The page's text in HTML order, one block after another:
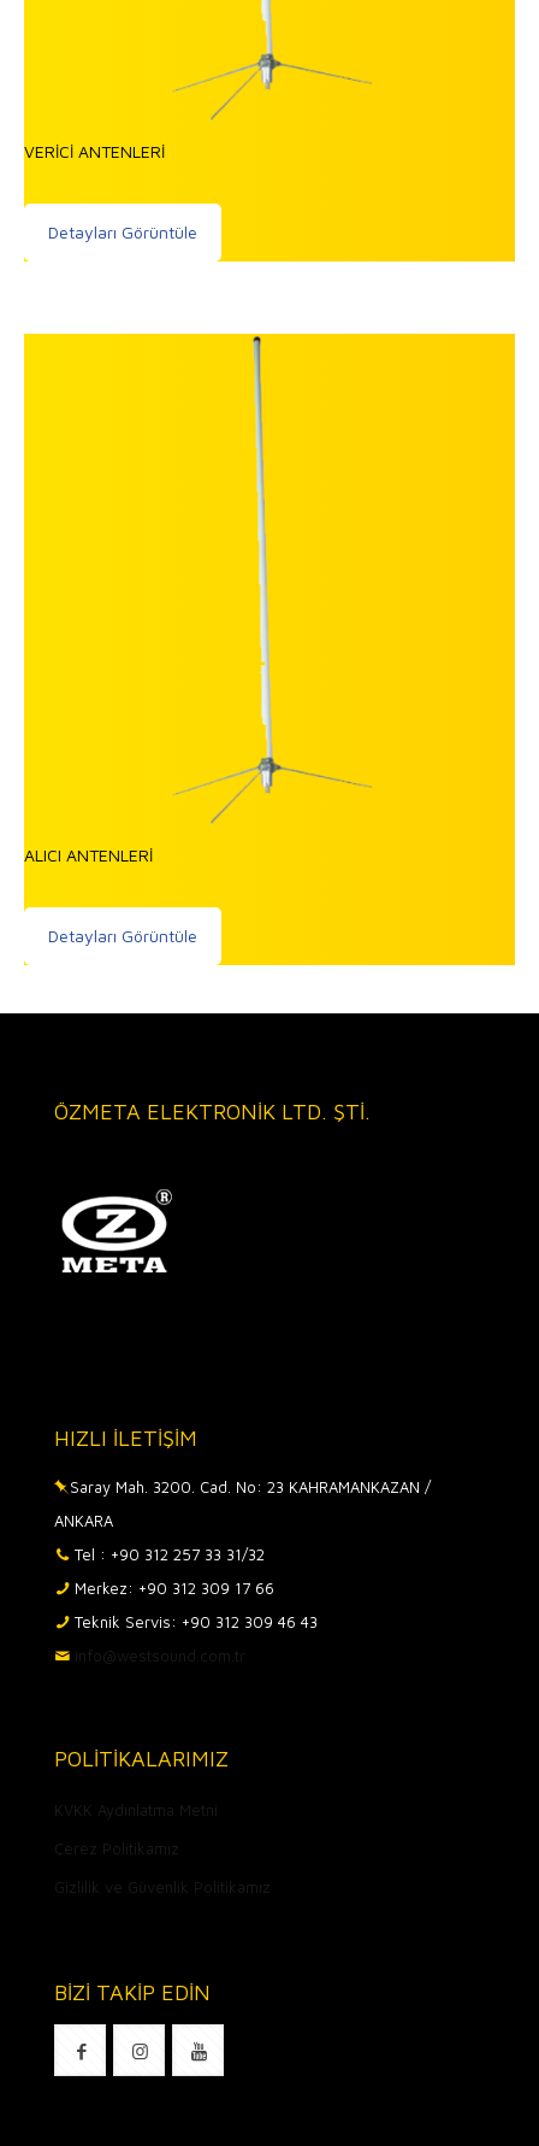
VERİCİ ANTENLERİ
Detayları Görüntüle
ALICI ANTENLERİ
Detayları Görüntüle
ÖZMETA ELEKTRONİK LTD. ŞTİ.
HIZLI İLETİŞİM
Saray Mah. 3200. Cad. No: 23 KAHRAMANKAZAN /
ANKARA
Tel : +90 312 257 33 31/32
Merkez: +90 312 309 17 66
Teknik Servis: +90 312 309 46 43
info@westsound.com.tr
POLİTİKALARIMIZ
KVKK Aydınlatma Metni
Çerez Politikamız
Gizlilik ve Güvenlik Politikamız
BİZİ TAKİP EDİN